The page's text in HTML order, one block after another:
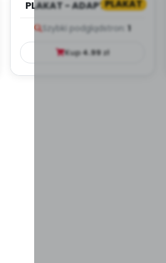
PLAKAT
PLAKAT - ADAPTACJA -
Szybki podglądstron: 1
Kup4.99zł